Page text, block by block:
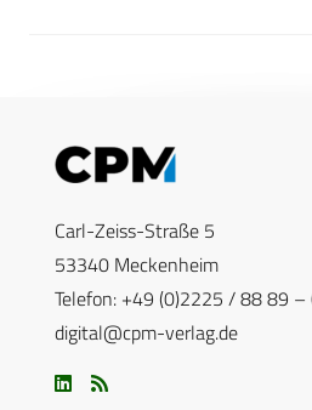
Carl-Zeiss-Straße 5
53340 Meckenheim
Telefon: +49 (0)2225 / 88 89 –
digital@cpm-verlag.de